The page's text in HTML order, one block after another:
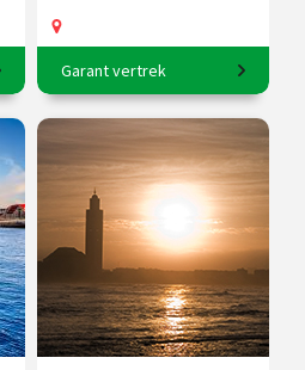
5-daagse reis o.l.v. Rico
Sneller
€ 1565.00
vanaf 20
sep.
Op locatie
Garant vertrek